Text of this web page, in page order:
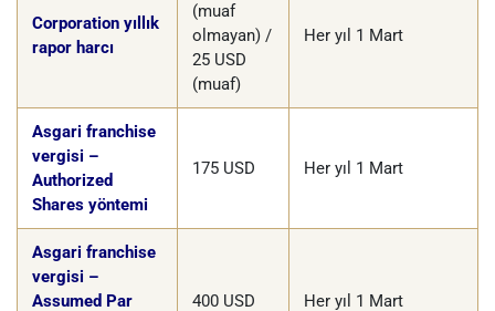
Corporation yıllık
rapor harcı
(muaf
olmayan) /
25 USD
(muaf)
Her yıl 1 Mart
Asgari franchise
vergisi –
Authorized
Shares yöntemi
175 USD Her yıl 1 Mart
Asgari franchise
vergisi –
Assumed Par
400 USD Her yıl 1 Mart